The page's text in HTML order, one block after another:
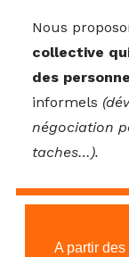
Nous
collective
des
informels
négociation
taches…).
A partir